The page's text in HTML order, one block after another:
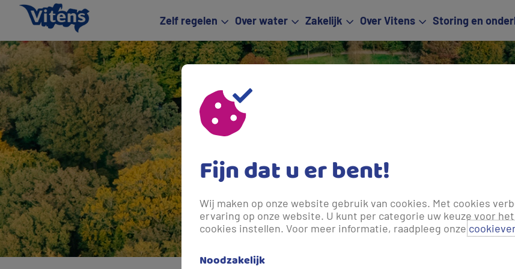
Zelf regelen Over water Zakelijk Over Vitens Storing en
Fijn dat u er bent!
Wij maken op onze website gebruik van cookies. Met cookies
ervaring op onze website. U kunt per categorie uw keuze voor
cookies instellen. Voor meer informatie, raadpleeg onze
Noodzakelijk